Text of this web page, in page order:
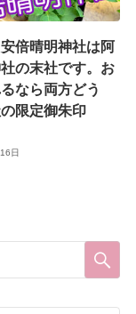
安倍晴明神社は阿
の末社です。お
なら両方どう
限定御朱印
日